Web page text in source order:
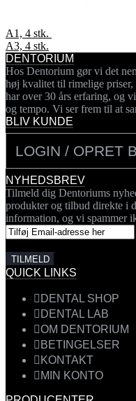
A1, 4 stk.
A3, 4 stk.
DENTORIUM
Hos Dentorium gør vi det
høj kvalitet til rimelige priser,
har over 30 års erfaring, og
og tempo. Vi ser frem til at
BLIV KUNDE
LOGIN / OPRET
NYHEDSBREV
Tilmeld dig Dentoriums
produkter og tilbud direkte i
information, og vi spammer
QUICK LINKS
DENTAL SHOP
DENTAL LAB
OM DENTORIUM
BETINGELSER
KONTAKT
MIN KONTO